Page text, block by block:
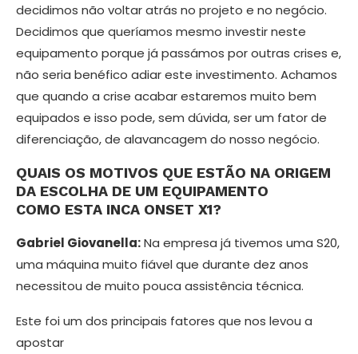
decidimos não voltar atrás no projeto e no negócio.
Decidimos que queríamos mesmo investir neste
equipa­mento porque já passámos por outras crises e,
não seria benéfico adiar este in­vestimento. Achamos
que quando a crise acabar estaremos muito bem
equipados e isso pode, sem dúvida, ser um fator de
diferenciação, de alavancagem do nosso negócio.
QUAIS OS MOTIVOS QUE ESTÃO NA ORIGEM
DA ESCOLHA DE UM EQUIPA­MENTO
COMO ESTA INCA ONSET X1?
Gabriel Giovanella:Na empresa já ti­vemos uma S20,
uma máquina muito fiável que durante dez anos
necessitou de muito pouca assistência técnica.
Este foi um dos principais fato­res que nos levou a
apostar